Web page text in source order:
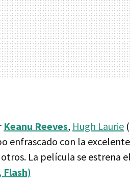
Keanu Reeves, Hugh Laurie
enfrascado con la
La película se estrena